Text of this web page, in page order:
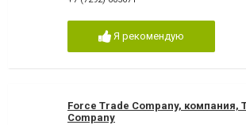
Я рекомендую
Force Trade Company, компания,
Company